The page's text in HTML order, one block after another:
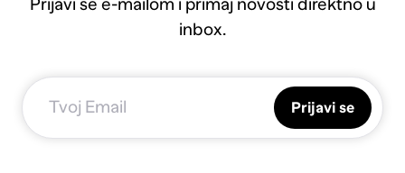
Prijavi se e-mailom i primaj novosti direktno u
inbox.
Prijavi se